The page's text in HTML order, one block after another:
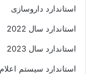
استاندارد داروسازی
استاندارد سال 2022
استاندارد سال 2023
استاندارد سیستم